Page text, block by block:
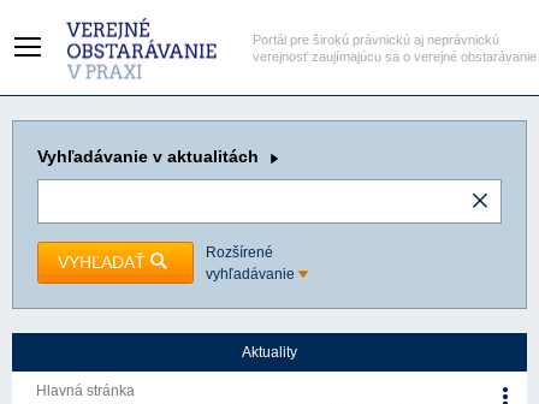
Portál pre širokú právnickú aj neprávnickú
verejnosť zaujímajúcu sa o verejné obstarávanie
Vyhľadávanie v aktualitách
VYHĽADAŤ
Rozšírené
vyhľadávanie
Aktuality
Hlavná stránka